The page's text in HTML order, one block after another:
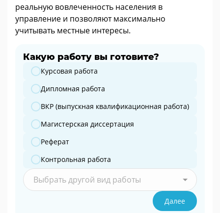
реальную вовлеченность населения в
управление и позволяют максимально
учитывать местные интересы.
Какую работу вы готовите?
Какую работу вы готовите?
Курсовая работа
Дипломная работа
ВКР (выпускная квалификационная работа)
Магистерская диссертация
Реферат
Контрольная работа
Выбрать другой вид работы
Далее